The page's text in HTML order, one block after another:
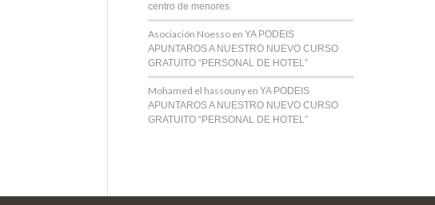
centro de menores
Asociación Noesso enYA PODEIS
APUNTAROS A NUESTRO NUEVO CURSO
GRATUITO “PERSONAL DE HOTEL”
Mohamed el hassouny enYA PODEIS
APUNTAROS A NUESTRO NUEVO CURSO
GRATUITO “PERSONAL DE HOTEL”